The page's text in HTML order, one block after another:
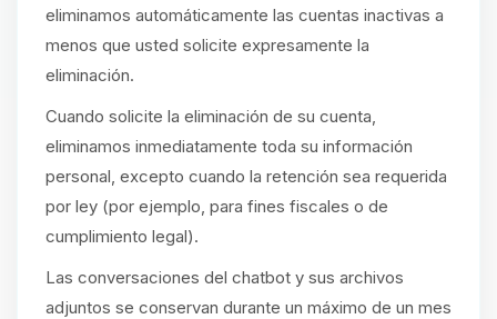
eliminamos automáticamente las cuentas inactivas a
menos que usted solicite expresamente la
eliminación.
Cuando solicite la eliminación de su cuenta,
eliminamos inmediatamente toda su información
personal, excepto cuando la retención sea requerida
por ley (por ejemplo, para fines fiscales o de
cumplimiento legal).
Las conversaciones del chatbot y sus archivos
adjuntos se conservan durante un máximo de un mes